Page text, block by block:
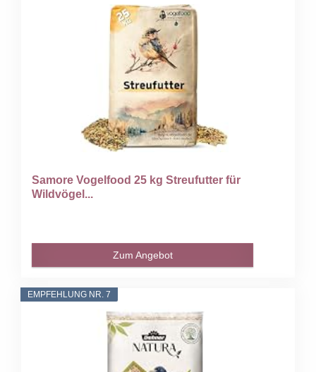
Samore Vogelfood 25 kg Streufutter für
Wildvögel...
Zum Angebot
EMPFEHLUNG NR. 7